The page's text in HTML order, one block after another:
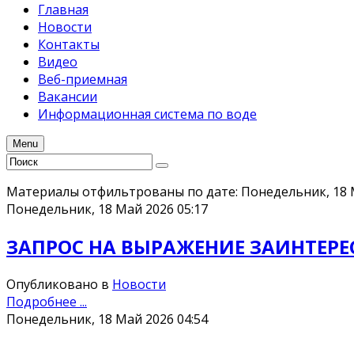
Главная
Новости
Контакты
Видео
Веб-приемная
Вакансии
Информационная система по воде
Menu
Материалы отфильтрованы по дате: Понедельник, 18
Понедельник, 18 Май 2026 05:17
ЗАПРОС НА ВЫРАЖЕНИЕ
Опубликовано в Новости
Подробнее ...
Понедельник, 18 Май 2026 04:54